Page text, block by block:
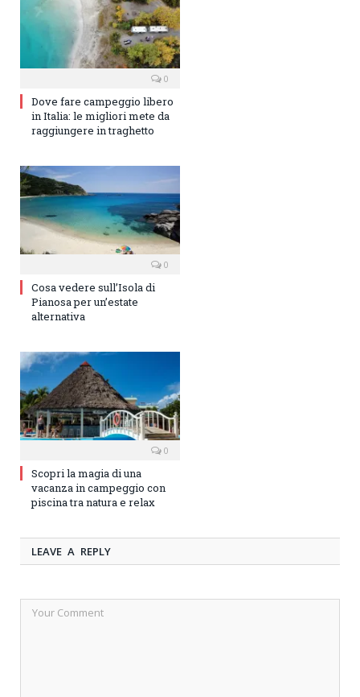
0
Dove fare campeggio libero
in Italia: le migliori mete da
raggiungere in traghetto
0
Cosa vedere sull’Isola di
Pianosa per un’estate
alternativa
0
Scopri la magia di una
vacanza in campeggio con
piscina tra natura e relax
LEAVE A REPLY